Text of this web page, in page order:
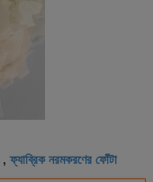
,ফ্যাব্রিক নরমকরণের ফোঁটা